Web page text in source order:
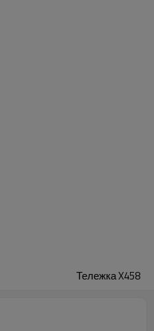
Тележка X458